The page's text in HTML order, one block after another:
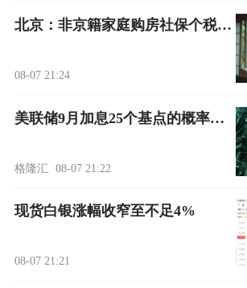
北京：非京籍家庭购房社保个税缴纳年限下调为一年
08-07 21:24
美联储9月加息25个基点的概率降至40.1%
格隆汇 08-07 21:22
现货白银涨幅收窄至不足4%
08-07 21:21